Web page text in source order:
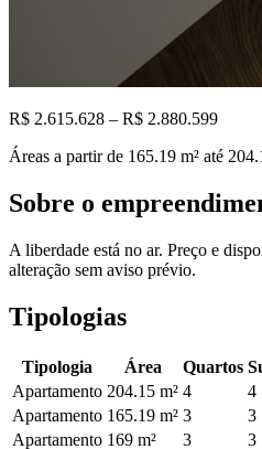
R$ 2.615.628 – R$ 2.880.599
Áreas a partir de 165.19 m² até
Sobre o
A liberdade está no ar. Preço e
alteração sem aviso prévio.
Tipologias
Tipologia Área Quartos
Apartamento 204.15 m² 4 4
Apartamento 165.19 m² 3 3
Apartamento 169 m² 3 3